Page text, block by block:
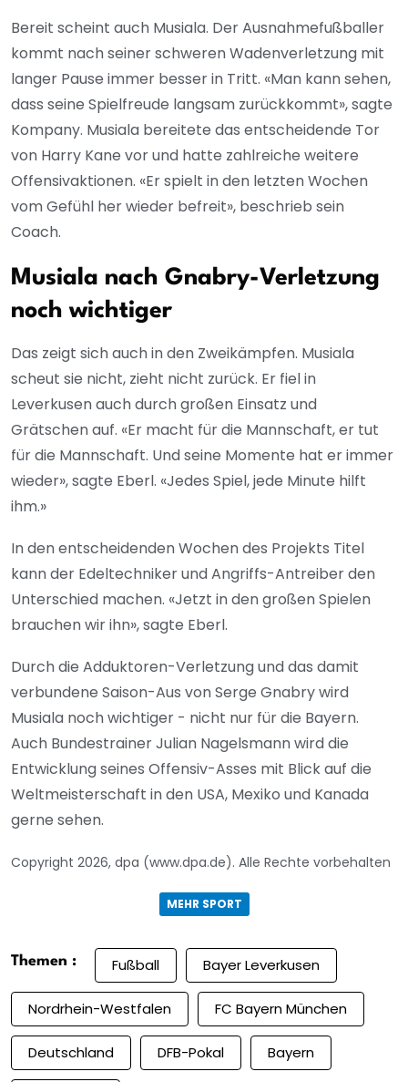
Bereit scheint auch Musiala. Der Ausnahmefußballer
kommt nach seiner schweren Wadenverletzung mit
langer Pause immer besser in Tritt. «Man kann sehen,
dass seine Spielfreude langsam zurückkommt», sagte
Kompany. Musiala bereitete das entscheidende Tor
von Harry Kane vor und hatte zahlreiche weitere
Offensivaktionen. «Er spielt in den letzten Wochen
vom Gefühl her wieder befreit», beschrieb sein
Coach.
Musiala nach Gnabry-Verletzung
noch wichtiger
Das zeigt sich auch in den Zweikämpfen. Musiala
scheut sie nicht, zieht nicht zurück. Er fiel in
Leverkusen auch durch großen Einsatz und
Grätschen auf. «Er macht für die Mannschaft, er tut
für die Mannschaft. Und seine Momente hat er immer
wieder», sagte Eberl. «Jedes Spiel, jede Minute hilft
ihm.»
In den entscheidenden Wochen des Projekts Titel
kann der Edeltechniker und Angriffs-Antreiber den
Unterschied machen. «Jetzt in den großen Spielen
brauchen wir ihn», sagte Eberl.
Durch die Adduktoren-Verletzung und das damit
verbundene Saison-Aus von Serge Gnabry wird
Musiala noch wichtiger - nicht nur für die Bayern.
Auch Bundestrainer Julian Nagelsmann wird die
Entwicklung seines Offensiv-Asses mit Blick auf die
Weltmeisterschaft in den USA, Mexiko und Kanada
gerne sehen.
Copyright 2026, dpa (www.dpa.de). Alle Rechte vorbehalten
MEHR SPORT
Themen : Fußball Bayer Leverkusen
Nordrhein-Westfalen FC Bayern München
Deutschland DFB-Pokal Bayern